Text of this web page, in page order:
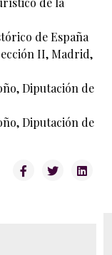
de España
II, Madrid,
Diputación de
Diputación de